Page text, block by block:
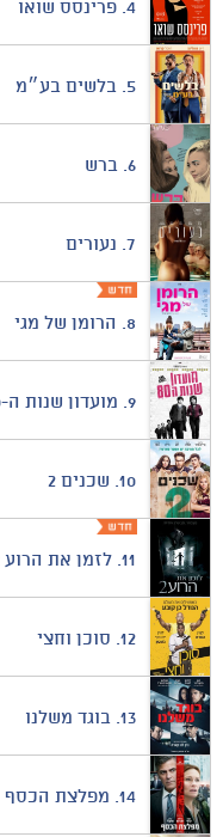
4. פרינסס שואו
5. בלשים בע״מ
6. ברש
7. נעורים
8. הרומן של מגי
9. מועדון שנות ה-80
10. שכנים 2
11. לזמן את הרוע 2
12. סוכן וחצי
13. בוגד משלנו
14. מפלצת הכסף